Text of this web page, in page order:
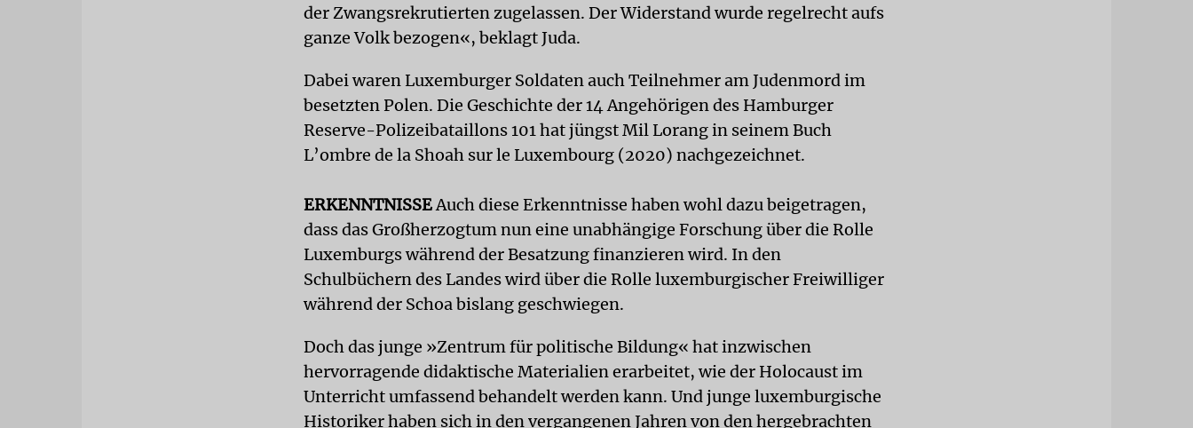
der Zwangsrekrutierten zugelassen. Der Widerstand wurde regelrecht aufs
ganze Volk bezogen«, beklagt Juda.
Dabei waren Luxemburger Soldaten auch Teilnehmer am Judenmord im
besetzten Polen. Die Geschichte der 14 Angehörigen des Hamburger
Reserve-Polizeibataillons 101 hat jüngst Mil Lorang in seinem Buch
L’ombre de la Shoah sur le Luxembourg (2020) nachgezeichnet.
ERKENNTNISSEAuch diese Erkenntnisse haben wohl dazu beigetragen,
dass das Großherzogtum nun eine unabhängige Forschung über die Rolle
Luxemburgs während der Besatzung finanzieren wird. In den
Schulbüchern des Landes wird über die Rolle luxemburgischer Freiwilliger
während der Schoa bislang geschwiegen.
Doch das junge »Zentrum für politische Bildung« hat inzwischen
hervorragende didaktische Materialien erarbeitet, wie der Holocaust im
Unterricht umfassend behandelt werden kann. Und junge luxemburgische
Historiker haben sich in den vergangenen Jahren von den hergebrachten